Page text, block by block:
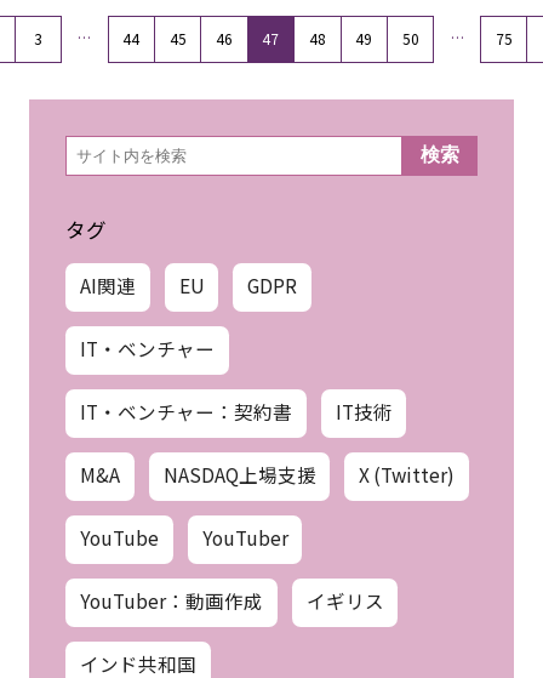
3 … 44 45 46 47 48 49 50 … 75
検
索 検索
タグ
AI関連 EU GDPR
IT・ベンチャー
IT・ベンチャー：契約書 IT技術
M&A NASDAQ上場支援 X (Twitter)
YouTube YouTuber
YouTuber：動画作成 イギリス
インド共和国